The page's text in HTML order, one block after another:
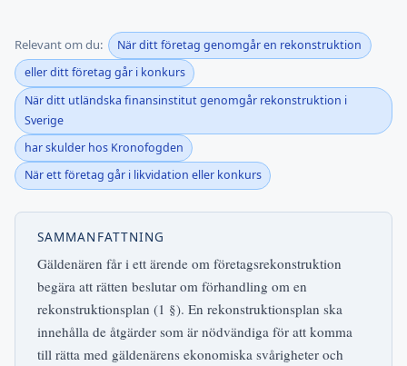
Relevant om du:
När ditt företag genomgår en rekonstruktion
eller ditt företag går i konkurs
När ditt utländska finansinstitut genomgår rekonstruktion i
Sverige
har skulder hos Kronofogden
När ett företag går i likvidation eller konkurs
SAMMANFATTNING
Gäldenären får i ett ärende om företagsrekonstruktion
begära att rätten beslutar om förhandling om en
rekonstruktionsplan (1 §). En rekonstruktionsplan ska
innehålla de åtgärder som är nödvändiga för att komma
till rätta med gäldenärens ekonomiska svårigheter och